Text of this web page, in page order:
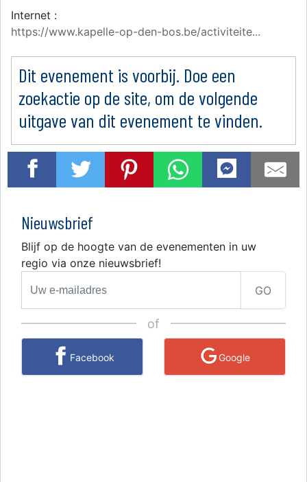
Internet :
https://www.kapelle-op-den-bos.be/activiteite...
Dit evenement is voorbij. Doe een
zoekactie op de site, om de volgende
uitgave van dit evenement te vinden.
Nieuwsbrief
Blijf op de hoogte van de evenementen in uw
regio via onze nieuwsbrief!
GO
of
Facebook Google